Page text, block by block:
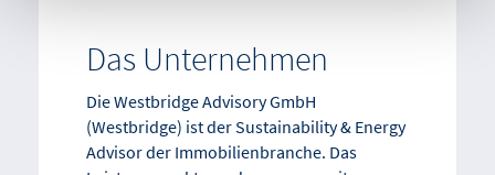
Das Unternehmen
Die Westbridge Advisory GmbH
(Westbridge) ist der Sustainability & Energy
Advisor der Immobilienbranche. Das